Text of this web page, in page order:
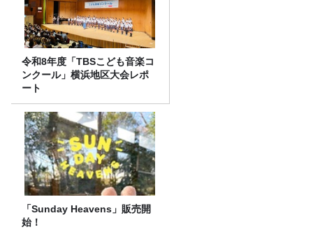
令和8年度「TBSこども音楽コ
ンクール」横浜地区大会レポ
ート
「Sunday Heavens」販売開
始！